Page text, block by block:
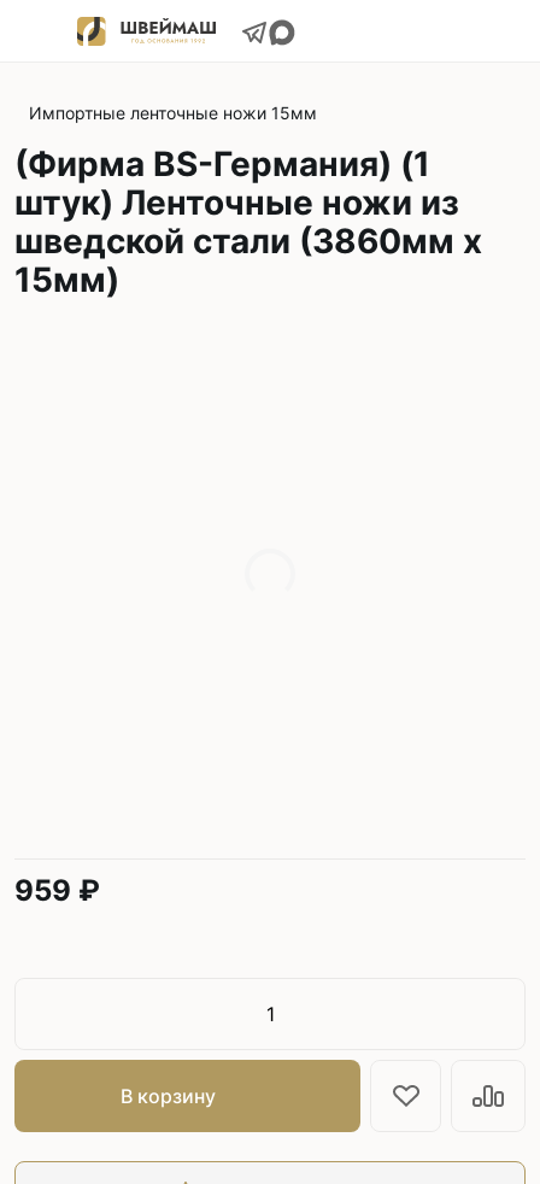
Импортные ленточные ножи 15мм
(Фирма BS-Германия) (1
штук) Ленточные ножи из
шведской стали (3860мм х
15мм)
959 ₽
В корзину